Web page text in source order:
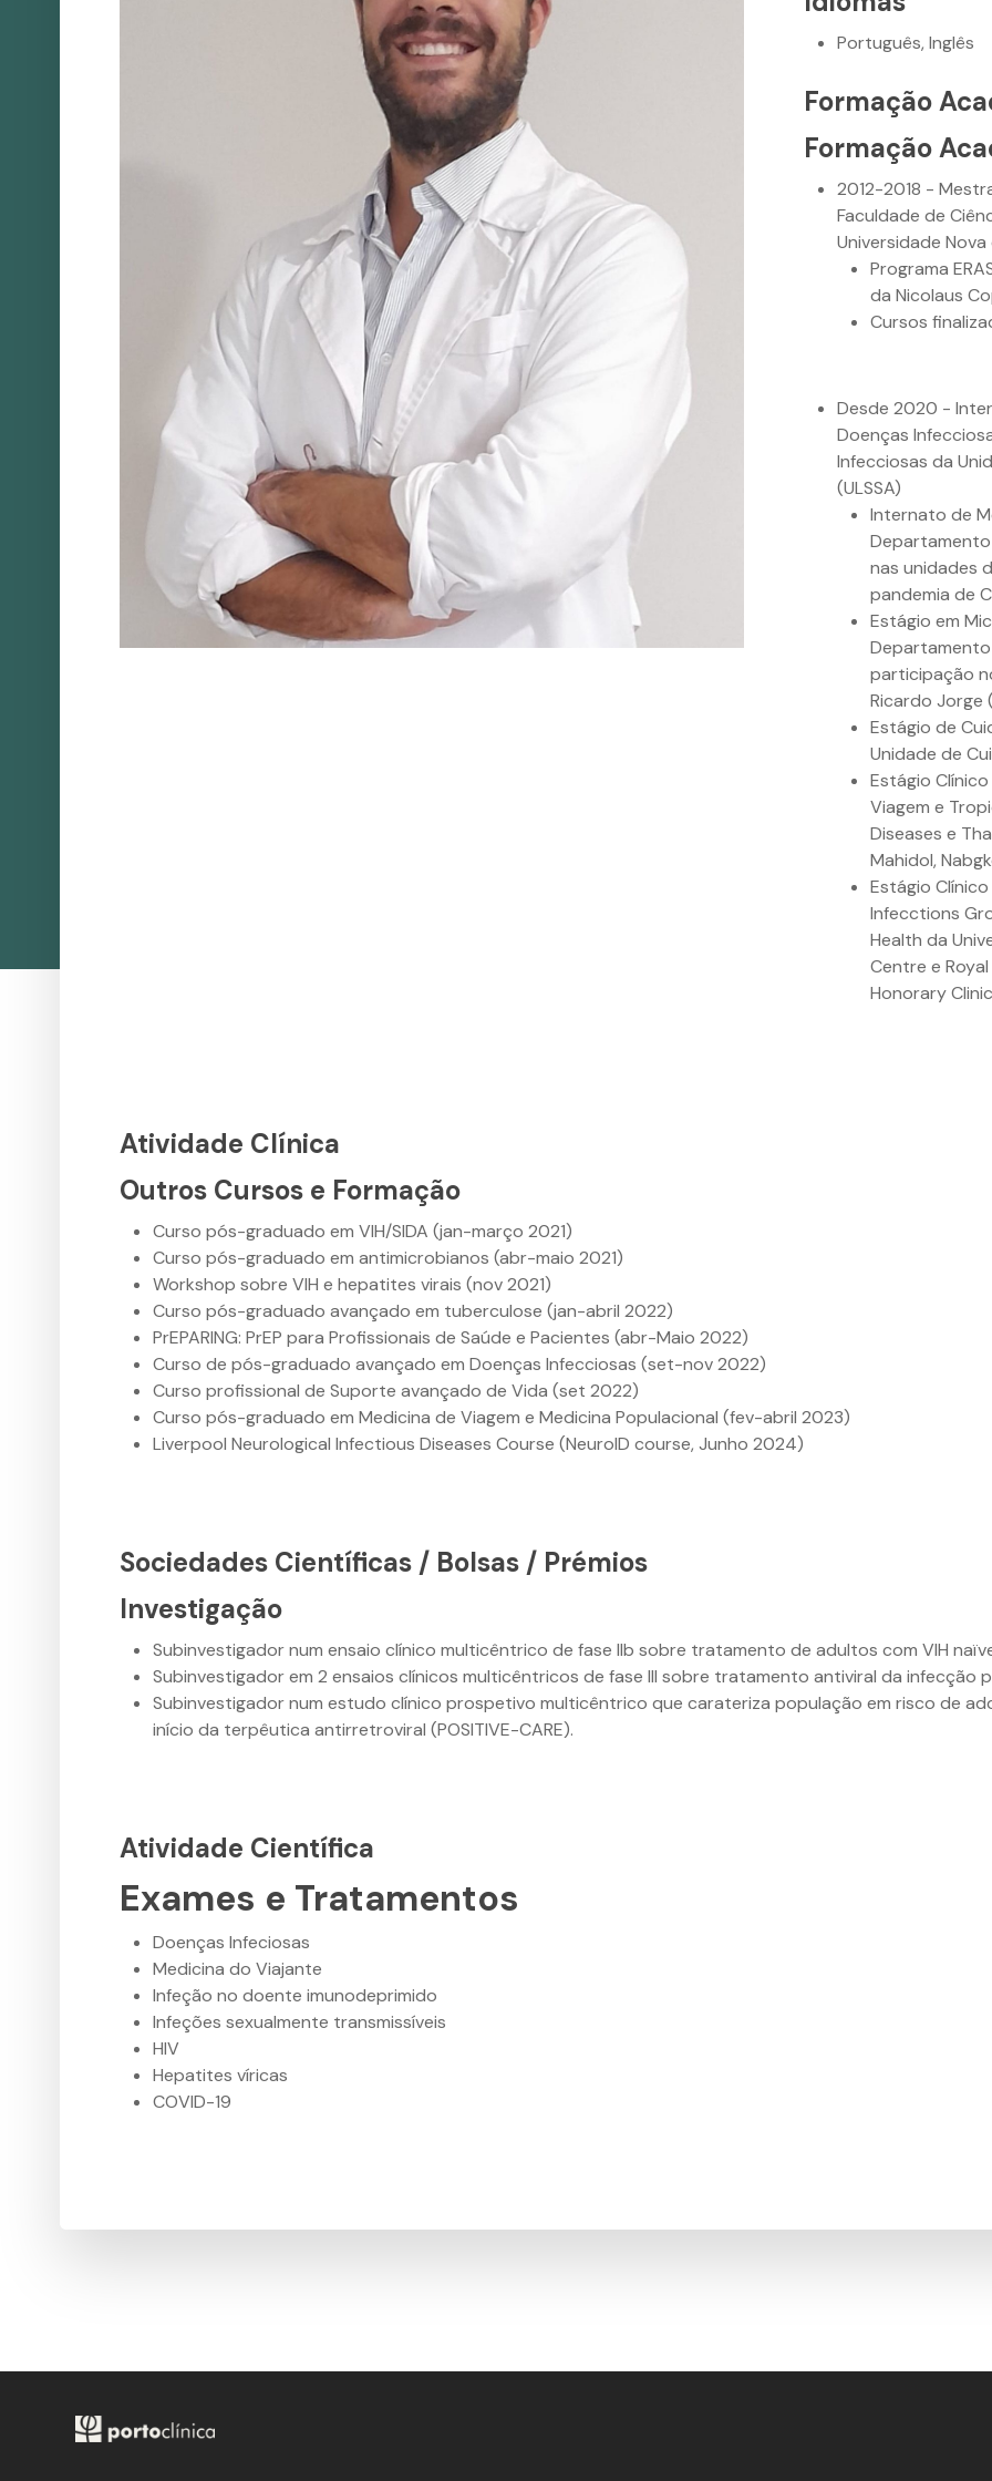
Português, Inglês
Formação
Formação
2012-2018 -
Faculdade de
Universidade Nova
Programa
da Nicolaus
Cursos
Desde 2020 -
Doenças
Infecciosas da
(ULSSA)
Internato de
nas unidades
pandemia de
Estágio em
Departamento
participação
Ricardo Jorge
Estágio de
Unidade de
Estágio
Viagem e
Diseases e
Mahidol,
Estágio
Infecctions
Health da
Centre e
Honorary
Atividade Clínica
Outros Cursos e Formação
Curso pós-graduado em VIH/SIDA (jan-março 2021)
Curso pós-graduado em antimicrobianos (abr-maio 2021)
Workshop sobre VIH e hepatites virais (nov 2021)
Curso pós-graduado avançado em tuberculose (jan-abril 2022)
PrEPARING: PrEP para Profissionais de Saúde e Pacientes (abr-Maio 2022)
Curso de pós-graduado avançado em Doenças Infecciosas (set-nov 2022)
Curso profissional de Suporte avançado de Vida (set 2022)
Curso pós-graduado em Medicina de Viagem e Medicina Populacional (fev-abril 2023)
Liverpool Neurological Infectious Diseases Course (NeuroID course, Junho 2024)
Sociedades Científicas / Bolsas / Prémios
Investigação
Subinvestigador num ensaio clínico multicêntrico de fase IIb sobre tratamento de adultos com VIH
Subinvestigador em 2 ensaios clínicos multicêntricos de fase III sobre tratamento antiviral da infecção
Subinvestigador num estudo clínico prospetivo multicêntrico que carateriza população em risco de
início da terpêutica antirretroviral (POSITIVE-CARE).
Atividade Científica
Exames e Tratamentos
Doenças Infeciosas
Medicina do Viajante
Infeção no doente imunodeprimido
Infeções sexualmente transmissíveis
HIV
Hepatites víricas
COVID-19